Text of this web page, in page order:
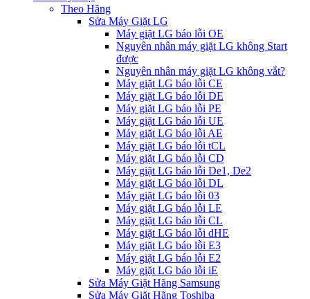
Theo Hãng
Sửa Máy Giặt LG
Máy giặt LG báo lỗi OE
Nguyên nhân máy giặt LG không Start
được
Nguyên nhân máy giặt LG không vắt?
Máy giặt LG báo lỗi CE
Máy giặt LG báo lỗi DE
Máy giặt LG báo lỗi PE
Máy giặt LG báo lỗi UE
Máy giặt LG báo lỗi AE
Máy giặt LG báo lỗi tCL
Máy giặt LG báo lỗi CD
Máy giặt LG báo lỗi De1, De2
Máy giặt LG báo lỗi DL
Máy giặt LG báo lỗi 03
Máy giặt LG báo lỗi LE
Máy giặt LG báo lỗi CL
Máy giặt LG báo lỗi dHE
Máy giặt LG báo lỗi E3
Máy giặt LG báo lỗi E2
Máy giặt LG báo lỗi iE
Sửa Máy Giặt Hãng Samsung
Sửa Máy Giặt Hãng Toshiba